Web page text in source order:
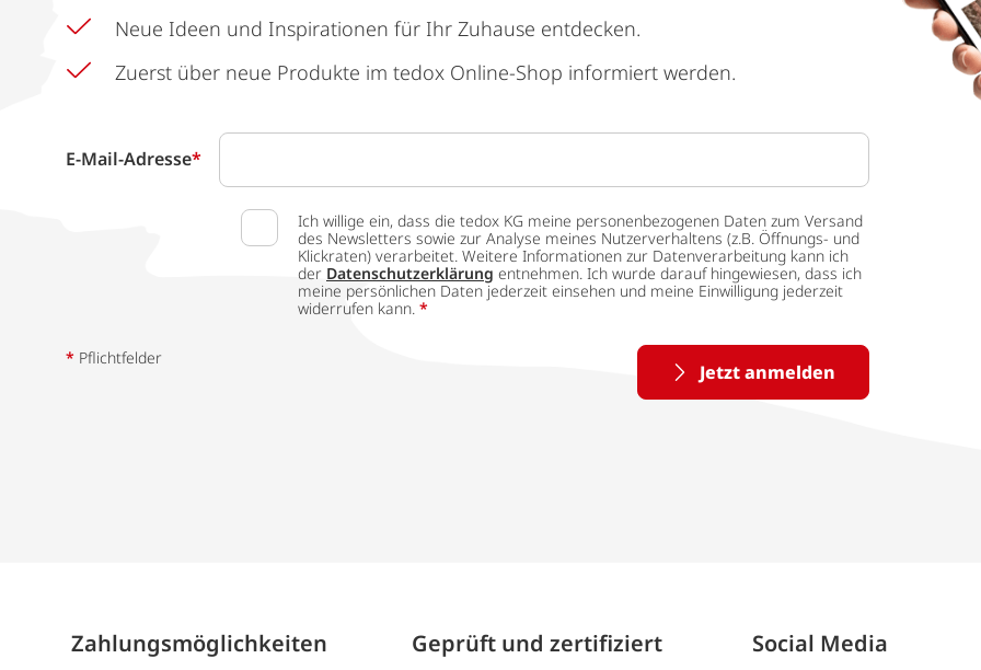
Neue Ideen und Inspirationen für Ihr Zuhause entdecken.
Zuerst über neue Produkte im tedox Online-Shop informiert werden.
E-Mail-Adresse*
Ich willige ein, dass die tedox KG meine personenbezogenen Daten zum Versand
des Newsletters sowie zur Analyse meines Nutzerverhaltens (z.B. Öffnungs- und
Klickraten) verarbeitet. Weitere Informationen zur Datenverarbeitung kann ich
der Datenschutzerklärung entnehmen. Ich wurde darauf hingewiesen, dass ich
meine persönlichen Daten jederzeit einsehen und meine Einwilligung jederzeit
widerrufen kann. *
Jetzt anmelden
* Pflichtfelder
Zahlungs­möglich­keiten Geprüft und zertifiziert Social Media